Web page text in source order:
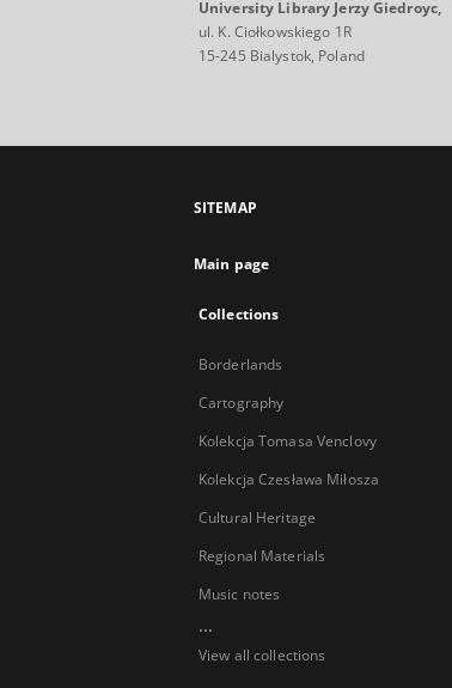
University Library Jerzy Giedroyc,
ul. K. Ciołkowskiego 1R
15-245 Bialystok, Poland
SITEMAP
Main page
Collections
Borderlands
Cartography
Kolekcja Tomasa Venclovy
Kolekcja Czesława Miłosza
Cultural Heritage
Regional Materials
Music notes
...
View all collections